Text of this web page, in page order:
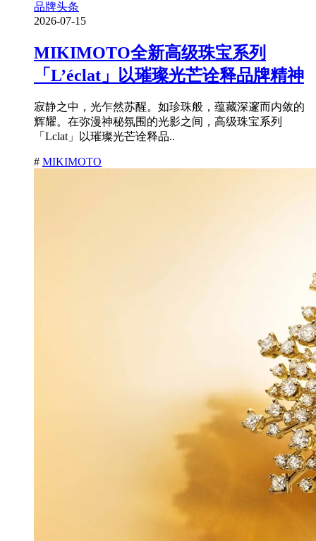
品牌头条
2026-07-15
MIKIMOTO全新高级珠宝系列
「L’éclat」以璀璨光芒诠释品牌精神
寂静之中，光乍然苏醒。如珍珠般，蕴藏深邃而内敛的
辉耀。在弥漫神秘氛围的光影之间，高级珠宝系列
「Lclat」以璀璨光芒诠释品..
# MIKIMOTO